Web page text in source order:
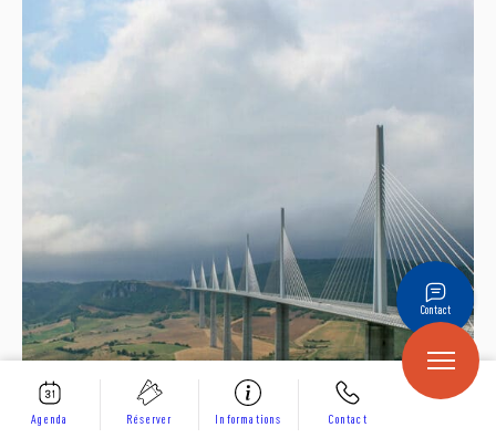
Contact
Agenda Réserver Informations Contact